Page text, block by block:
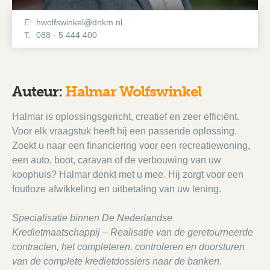
E: hwolfswinkel@dnkm.nl
T:
088 - 5 444 400
Auteur: Halmar Wolfswinkel
Halmar is oplossingsgericht, creatief en zeer efficiënt.
Voor elk vraagstuk heeft hij een passende oplossing.
Zoekt u naar een financiering voor een recreatiewoning,
een auto, boot, caravan of de verbouwing van uw
koophuis? Halmar denkt met u mee. Hij zorgt voor een
foutloze afwikkeling en uitbetaling van uw lening.
Specialisatie binnen De Nederlandse
Kredietmaatschappij – Realisatie van de geretourneerde
contracten, het completeren, controleren en doorsturen
van de complete kredietdossiers naar de banken.